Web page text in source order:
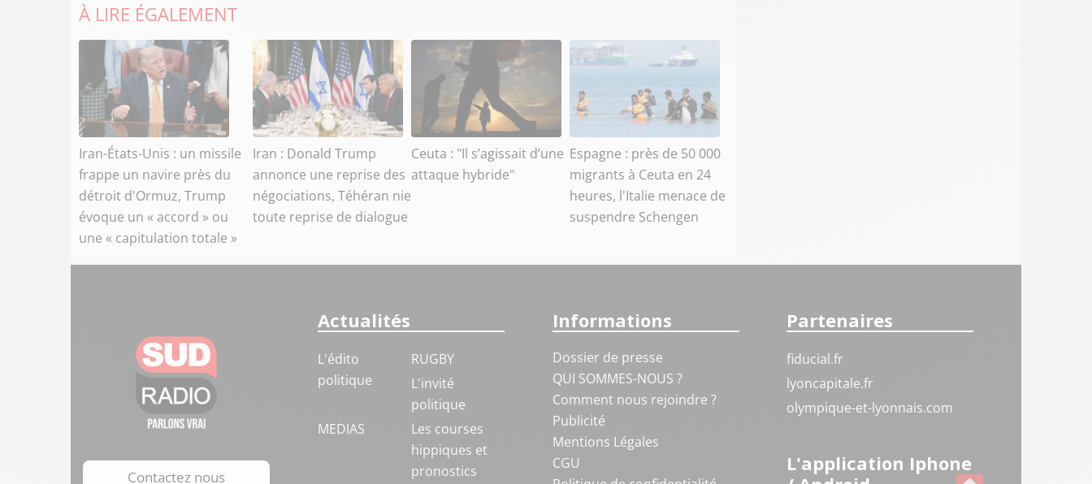
À LIRE ÉGALEMENT
Iran-États-Unis : un missile
frappe un navire près du
détroit d'Ormuz, Trump
évoque un « accord » ou
une « capitulation totale »
Iran : Donald Trump
annonce une reprise des
négociations, Téhéran nie
toute reprise de dialogue
Ceuta : "Il s’agissait d’une
attaque hybride"
Espagne : près de 50 000
migrants à Ceuta en 24
heures, l'Italie menace de
suspendre Schengen
Contactez nous
Actualités
L'édito
politique
RUGBY
L'invité
politique
MEDIAS
Les courses
hippiques et
pronostics
Informations
Dossier de presse
QUI SOMMES-NOUS ?
Comment nous rejoindre ?
Publicité
Mentions Légales
CGU
Partenaires
fiducial.fr
lyoncapitale.fr
olympique-et-lyonnais.com
L'application Iphone